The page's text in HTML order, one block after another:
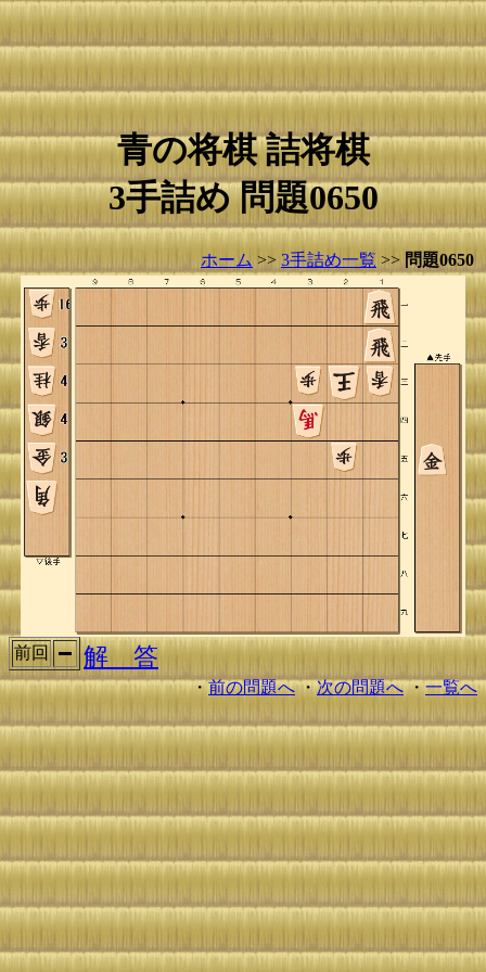
青の将棋 詰将棋
3手詰め 問題0650
ホーム >> 3手詰め一覧 >> 問題0650
前回 解 答
・前の問題へ・次の問題へ・一覧へ